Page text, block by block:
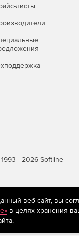
листы
Softline
веб-сайт, вы
в целях хранения